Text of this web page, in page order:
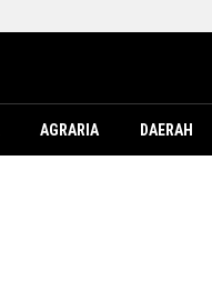
AGRARIA DAERAH